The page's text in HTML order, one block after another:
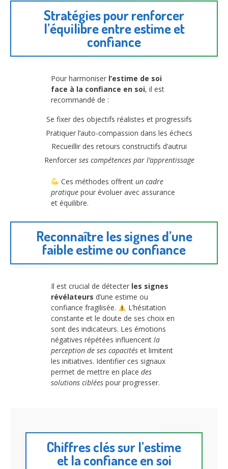
Stratégies pour renforcer
l’équilibre entre estime et
confiance
Pour harmoniser l’estime de soi
face à la confiance en soi, il est
recommandé de :
Se fixer des objectifs réalistes et progressifs
Pratiquer l’auto-compassion dans les échecs
Recueillir des retours constructifs d’autrui
Renforcer ses compétences par l’apprentissage
Ces méthodes offrent un cadre
pratique pour évoluer avec assurance
et équilibre.
Reconnaître les signes d’une
faible estime ou confiance
Il est crucial de détecter les signes
révélateurs d’une estime ou
confiance fragilisée.
L’hésitation
constante et le doute de ses choix en
sont des indicateurs. Les émotions
négatives répétées influencent la
perception de ses capacités et limitent
les initiatives. Identifier ces signaux
permet de mettre en place des
solutions ciblées pour progresser.
Chiffres clés sur l’estime
et la confiance en soi